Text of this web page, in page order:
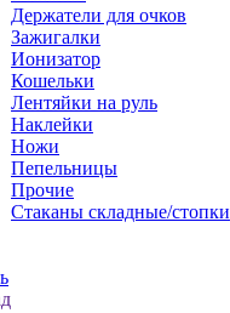
Держатели для очков
Зажигалки
Ионизатор
Кошельки
Лентяйки на руль
Наклейки
Ножи
Пепельницы
Прочие
Стаканы складные/стопки